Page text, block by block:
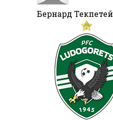
Бернард Текпетей